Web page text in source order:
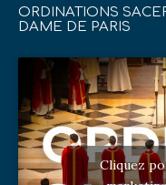
ORDINATIONS
DAME DE PARIS
Cliquez